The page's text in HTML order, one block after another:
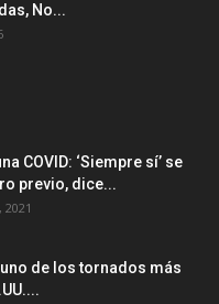
No...
COVID: ‘Siempre sí’ se
previo, dice...
de los tornados más